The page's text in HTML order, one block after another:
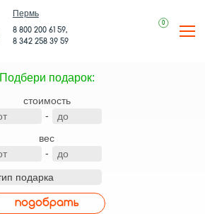
0
Пермь
8 800 200 61 59,
8 342 258 39 59
Подбери подарок:
стоимость
-
вес
-
подобрать